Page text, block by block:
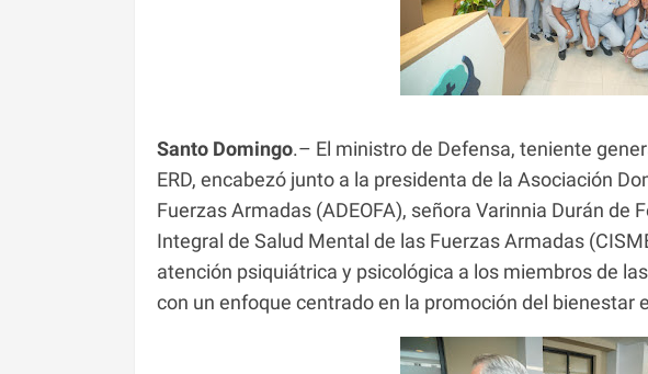
Santo Domingo.– El ministro de Defensa, teniente
ERD, encabezó junto a la presidenta de la Asociación
Fuerzas Armadas (ADEOFA), señora Varinnia Durán de
Integral de Salud Mental de las Fuerzas Armadas
atención psiquiátrica y psicológica a los miembros de
con un enfoque centrado en la promoción del bienestar